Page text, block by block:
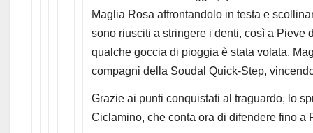
Maglia Rosa affrontandolo in testa e
sono riusciti a stringere i denti, così a Pieve
qualche goccia di pioggia è stata volata.
compagni della Soudal Quick-Step,
Grazie ai punti conquistati al traguardo, lo
Ciclamino, che conta ora di difendere fino a